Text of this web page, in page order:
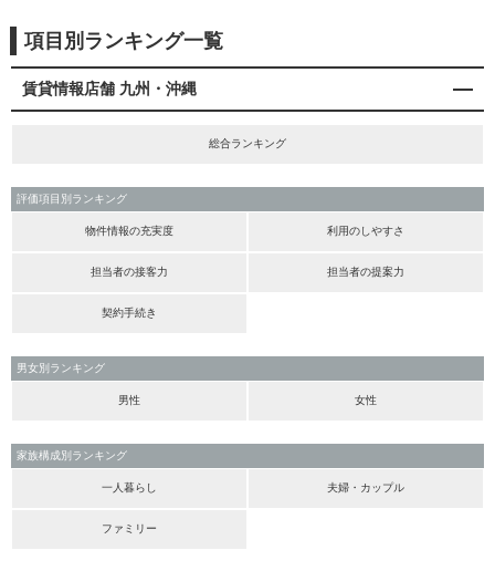
項目別ランキング一覧
賃貸情報店舗 九州・沖縄
総合ランキング
評価項目別ランキング
物件情報の充実度 利用のしやすさ
担当者の接客力 担当者の提案力
契約手続き
男女別ランキング
男性 女性
家族構成別ランキング
一人暮らし 夫婦・カップル
ファミリー